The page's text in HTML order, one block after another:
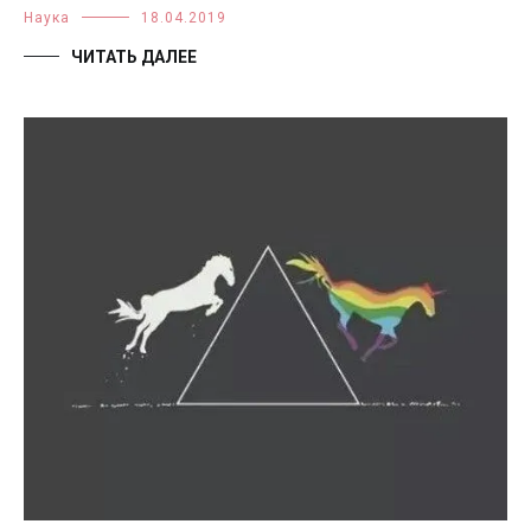
Наука 18.04.2019
ЧИТАТЬ ДАЛЕЕ